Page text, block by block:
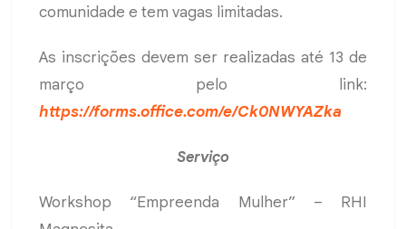
comunidade e tem vagas limitadas.
As inscrições devem ser realizadas até 13 de
março pelo link:
https://forms.office.com/e/Ck0NWYAZka
Serviço
Workshop “Empreenda Mulher” – RHI